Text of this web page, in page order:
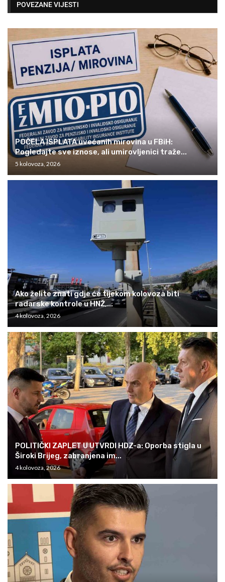
POVEZANE VIJESTI
POČELA ISPLATA uvećanih mirovina u FBiH:
Pogledajte sve iznose, ali umirovljenici traže...
5 kolovoza, 2026
Ako želite znati gdje će tijekom kolovoza biti
radarske kontrole u HNŽ,...
4 kolovoza, 2026
POLITIČKI ZAPLET U UTVRDI HDZ-a: Oporba stigla u
Široki Brijeg, zabranjena im...
4 kolovoza, 2026